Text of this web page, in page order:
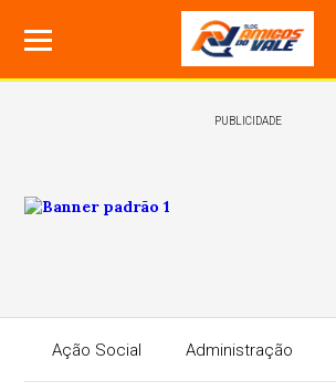
PUBLICIDADE
Ação Social Administração